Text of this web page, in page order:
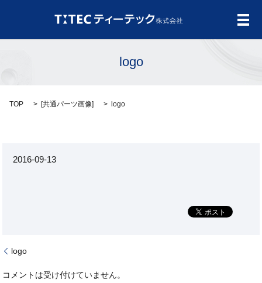
メ
logo
TOP [共通パーツ画像] logo
2016-09-13
logo
コメントは受け付けていません。